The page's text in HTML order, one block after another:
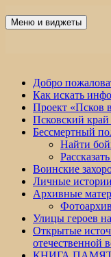
Победа 60
Меню и виджеты
Добро
Как искать
Проект «Псков
Псковский
Бессмертный
Найти
Воинские
Личные истории
Архивные
Улицы героев
Открытые
отечественной